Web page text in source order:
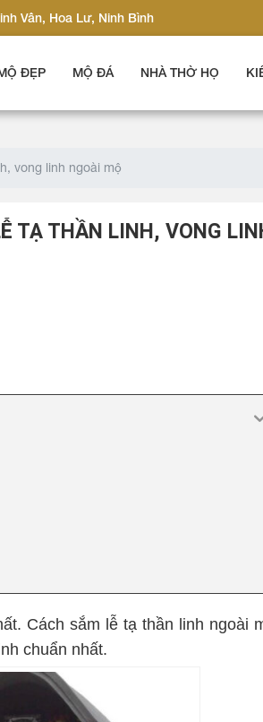
Vân, Hoa Lư, Ninh Bình
ĐẸP MỘ ĐÁ NHÀ THỜ HỌ
vong linh ngoài mộ
TẠ THẦN LINH, VONG
Cách sắm lễ tạ thần linh ngoài
chuẩn nhất.